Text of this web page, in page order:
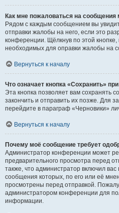
Как мне пожаловаться на сообщения
Рядом с каждым сообщением вы
отправки жалобы на него, если это
конференции. Щёлкнув по этой
необходимых для оправки жалобы на
Вернуться к началу
Что означает кнопка «Сохранить»
Эта кнопка позволяет вам сохранять
закончить и отправить их позже. Для
перейдите в параграф «Черновики»
Вернуться к началу
Почему моё сообщение требует
Администратор конференции может
предварительного просмотра перед
также, что администратор включил вас
сообщения которых, по его или её
просмотрены перед отправкой.
администратором конференции для
информации.